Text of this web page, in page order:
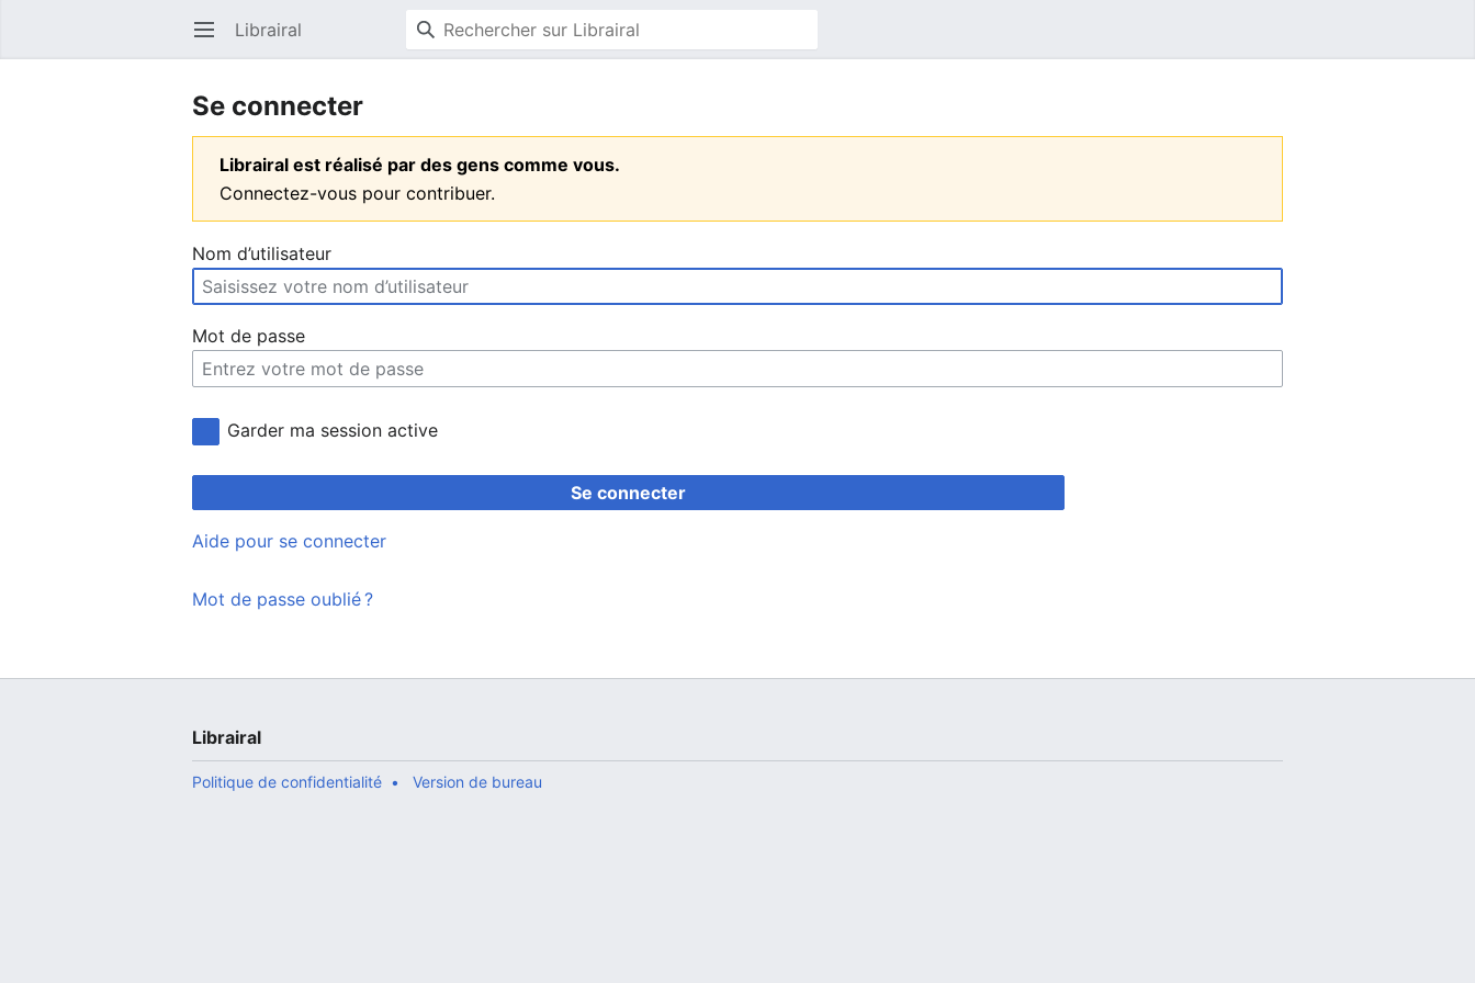
Ouvrir le menu principal Librairal
Se connecter
Librairal est réalisé par des gens comme vous.
Connectez-vous pour contribuer.
Nom d’utilisateur
Mot de passe
Garder ma session active
Se connecter
Aide pour se connecter
Mot de passe oublié ?
Librairal
Politique de confidentialité Version de bureau